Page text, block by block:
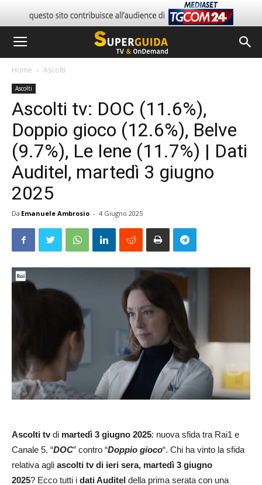
Home Ascolti
Ascolti
Ascolti tv: DOC (11.6%),
Doppio gioco (12.6%), Belve
(9.7%), Le Iene (11.7%) | Dati
Auditel, martedì 3 giugno
2025
Da Emanuele Ambrosio - 4 Giugno 2025
Ascolti tvdi martedì 3 giugno 2025: nuova sfida tra Rai1 e
Canale 5. “DOC” contro “Doppio gioco“. Chi ha vinto la sfida
relativa agli ascolti tv di ieri sera, martedì 3 giugno
2025? Ecco tutti i dati Auditel della prima serata con una